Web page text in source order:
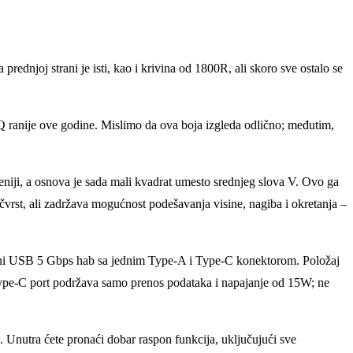
strani je isti, kao i krivina od 1800R, ali skoro sve ostalo se
ove godine. Mislimo da ova boja izgleda odlično; međutim,
a osnova je sada mali kvadrat umesto srednjeg slova V. Ovo ga
ali zadržava mogućnost podešavanja visine, nagiba i okretanja –
5 Gbps hab sa jednim Type-A i Type-C konektorom. Položaj
C port podržava samo prenos podataka i napajanje od 15W; ne
ćete pronaći dobar raspon funkcija, uklјučujući sve